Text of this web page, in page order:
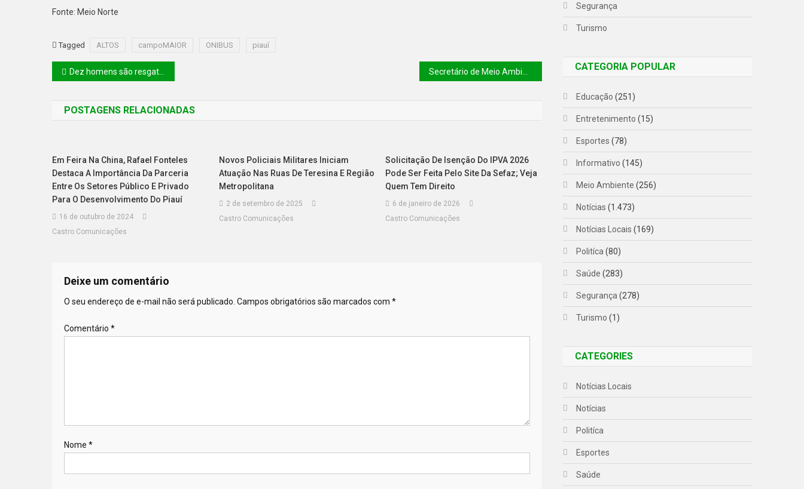
Fonte: Meio Norte
Tagged ALTOS campoMAIOR ONIBUS piauí
Dez homens são resgatados em situação análoga à escravidão no Sul do Piauí
POSTAGENS RELACIONADAS
Em Feira Na China, Rafael Fonteles
Destaca A Importância Da Parceria
Entre Os Setores Público E Privado
Para O Desenvolvimento Do Piauí
16 de outubro de 2024
Castro Comunicações
Novos Policiais Militares Iniciam
Atuação Nas Ruas De Teresina E Região
Metropolitana
2 de setembro de 2025
Castro Comunicações
Solicitação De Isenção Do IPVA 2026
Pode Ser Feita Pelo Site Da Sefaz; Veja
Quem Tem Direito
6 de janeiro de 2026
Castro Comunicações
Deixe um comentário
O seu endereço de e-mail não será publicado. Campos obrigatórios são marcados com *
Comentário *
Nome *
Segurança
Turismo
CATEGORIA POPULAR
Educação (251)
Entretenimento (15)
Esportes (78)
Informativo (145)
Meio Ambiente (256)
Notícias (1.473)
Notícias Locais (169)
Politíca (80)
Saúde (283)
Segurança (278)
Turismo (1)
CATEGORIES
Notícias Locais
Notícias
Politíca
Esportes
Saúde